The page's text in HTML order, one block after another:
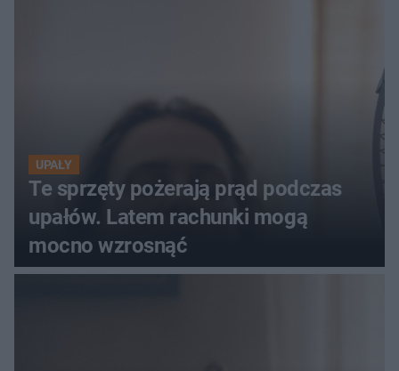
UPAŁY
Te sprzęty pożerają prąd podczas
upałów. Latem rachunki mogą
mocno wzrosnąć